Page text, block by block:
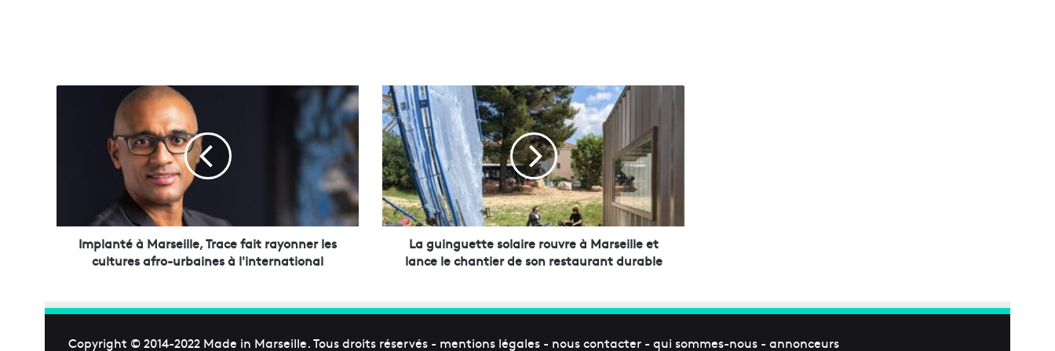
à
e
Implanté à Marseille, Trace fait rayonner les
cultures afro-urbaines à l'international
L
a
g
u
i
n
g
u
e
o
a
La guinguette solaire rouvre à Marseille et
lance le chantier de son restaurant durable
Copyright © 2014-2022 Made in Marseille. Tous droits réservés - mentions légales - nous contacter - qui sommes-nous - annonceurs